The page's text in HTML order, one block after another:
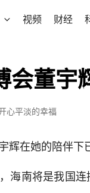
视频 财经
会董宇
心平淡的幸福
辉在她的陪伴
海南将是我国